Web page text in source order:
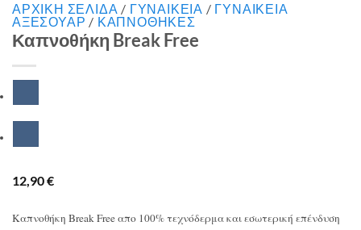
ΑΡΧΙΚΉ ΣΕΛΊΔΑ / ΓΥΝΑΙΚΕΙΑ / ΓΥΝΑΙΚΕΙΑ
ΑΞΕΣΟΥΑΡ / ΚΑΠΝΟΘΗΚΕΣ
Καπνοθήκη Break Free
12,90€
Καπνοθήκη Break Free απο 100% τεχνόδερμα και εσωτερική επένδυση